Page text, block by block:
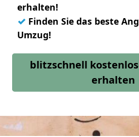
erhalten!
✓ Finden Sie das beste
Umzug!
blitzschnell
erhalten